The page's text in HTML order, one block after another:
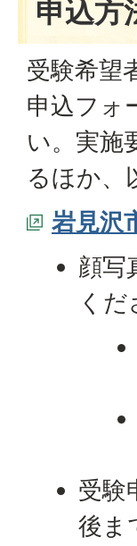
申込方
受験希望
申込フォ
い。実施
るほか、
岩見沢
顔写
くだ
受験
後ま